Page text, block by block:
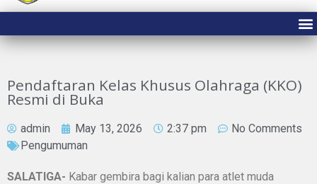
Pendaftaran Kelas Khusus Olahraga (KKO)
Resmi di Buka
admin May 13, 2026 2:37 pm
No Comments
Pengumuman
SALATIGA- Kabar gembira bagi kalian para atlet muda